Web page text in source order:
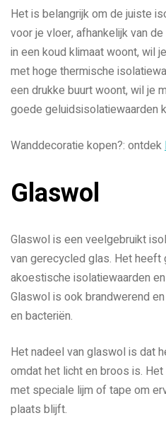
Het is belangrijk om de juiste
voor je vloer, afhankelijk van
in een koud klimaat woont, wil
met hoge thermische
een drukke buurt woont, wil je
goede geluidsisolatiewaarden
Wanddecoratie kopen?: ontdek
Glaswol
Glaswol is een veelgebruikt
van gerecycled glas. Het heeft
akoestische isolatiewaarden
Glaswol is ook brandwerend
en bacteriën.
Het nadeel van glaswol is dat
omdat het licht en broos is.
met speciale lijm of tape om
plaats blijft.